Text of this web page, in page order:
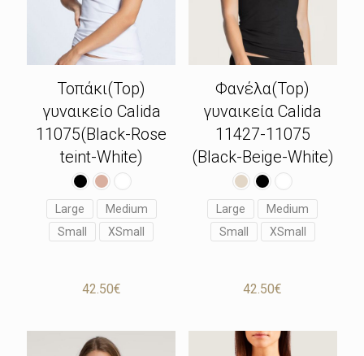
Τοπάκι(Top)
γυναικείο Calida
11075(Black-Rose
teint-White)
Large
Medium
Small
XSmall
42.50€
Φανέλα(Top)
γυναικεία Calida
11427-11075
(Black-Beige-White)
Large
Medium
Small
XSmall
42.50€